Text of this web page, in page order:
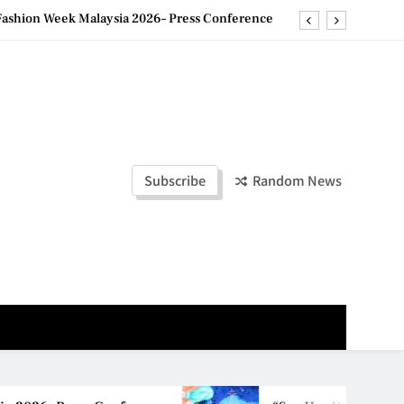
Week Malaysia 2026– Press Conference
Week Malaysia 2026– Press Conference
马来西亚妈妈提供分享剖腹产复原历程的空间
纪录 见证马来西亚房地产经纪行业蓬勃发展
Subscribe Random News